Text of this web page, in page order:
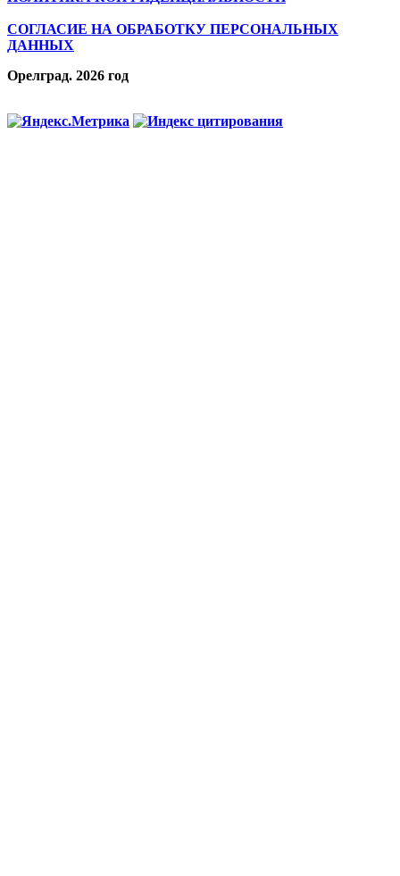
СОГЛАСИЕ НА ОБРАБОТКУ ПЕРСОНАЛЬНЫХ
ДАННЫХ
Орелград. 2026 год